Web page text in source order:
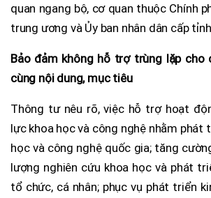
quan ngang bộ, cơ quan thuộc Chính
trung ương và Ủy ban nhân dân cấp
Bảo đảm không hỗ trợ trùng lặp cho
cùng nội dung, mục tiêu
Thông tư nêu rõ, việc hỗ trợ hoạt
lực khoa học và công nghệ nhằm phát
học và công nghệ quốc gia; tăng
lượng nghiên cứu khoa học và phát
tổ chức, cá nhân; phục vụ phát triển